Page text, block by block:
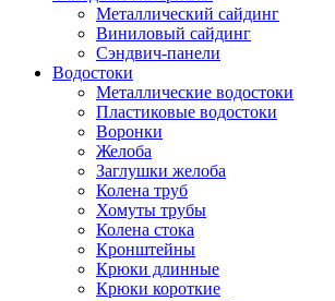
Металлический сайдинг
Виниловый сайдинг
Сэндвич-панели
Водостоки
Металлические водостоки
Пластиковые водостоки
Воронки
Желоба
Заглушки желоба
Колена труб
Хомуты трубы
Колена стока
Кронштейны
Крюки длинные
Крюки короткие